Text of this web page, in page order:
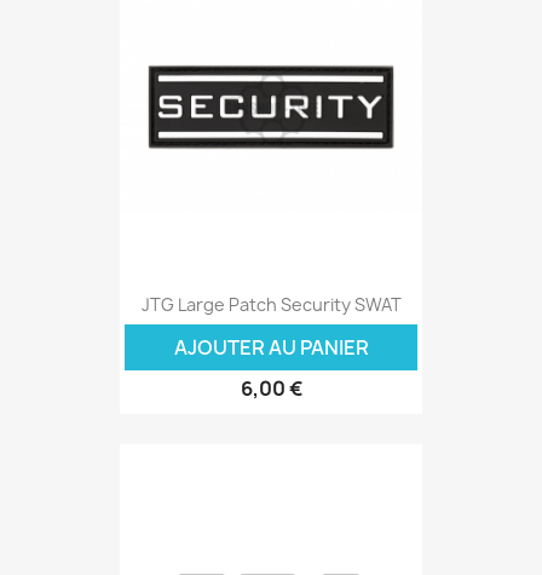
JTG Large Patch Security SWAT
AJOUTER AU PANIER
6,00 €